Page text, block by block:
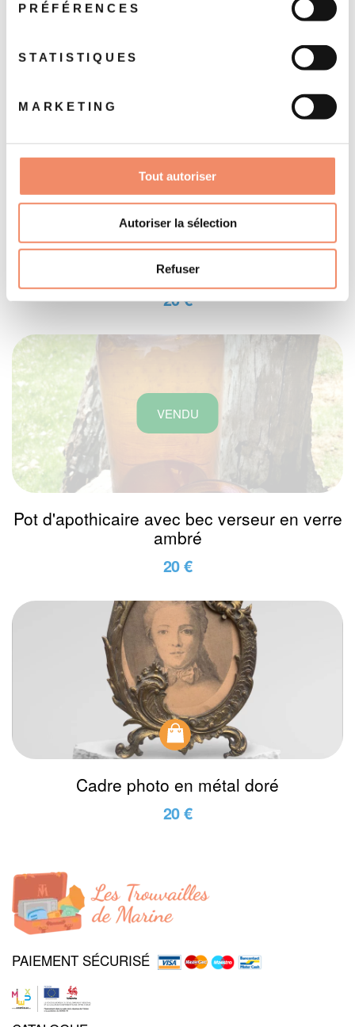
PRÉFÉRENCES
STATISTIQUES
MARKETING
Tout autoriser
Autoriser la sélection
Refuser
INTÉRESSER
Pèse-lettre de 38 cm pouvant aller jusqu'à
1kg
20 €
VENDU
Pot d'apothicaire avec bec verseur en verre
ambré
20 €
Cadre photo en métal doré
20 €
PAIEMENT SÉCURISÉ